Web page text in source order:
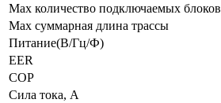
Max количество подключаемых блоков
Max суммарная длина трассы
Питание(В/Гц/Ф)
EER
COP
Сила тока, А